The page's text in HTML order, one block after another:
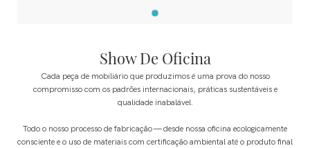
Show De Oficina
Cada peça de mobiliário que produzimos é uma prova do nosso
compromisso com os padrões internacionais, práticas sustentáveis ​​e
qualidade inabalável.
Todo o nosso processo de fabricação — desde nossa oficina ecologicamente
consciente e o uso de materiais com certificação ambiental até o produto final